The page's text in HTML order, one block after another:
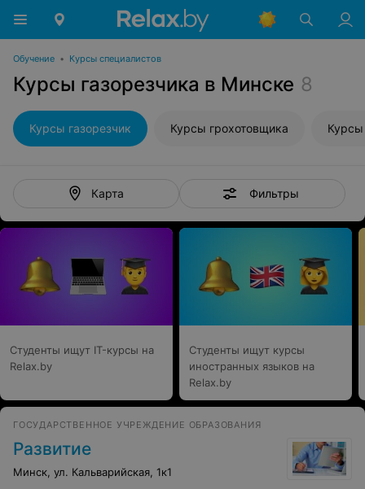
Обучение • Курсы специалистов
Курсы газорезчика в Минске 8
Курсы газорезчик Курсы грохотовщика Курсы
Карта Фильтры
Студенты ищут IT-курсы на
Relax.by
Студенты ищут курсы
иностранных языков на
Relax.by
ГОСУДАРСТВЕННОЕ УЧРЕЖДЕНИЕ ОБРАЗОВАНИЯ
Развитие
Минск, ул. Кальварийская, 1к1